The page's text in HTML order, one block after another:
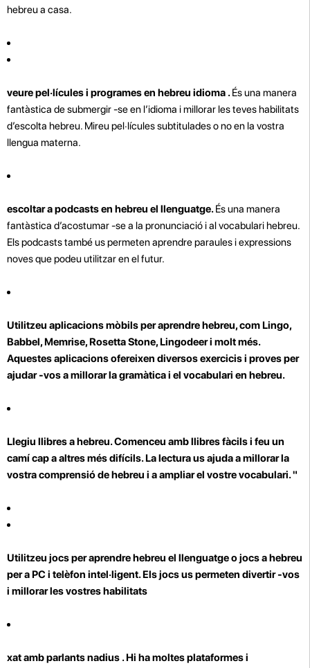
hebreu a casa.
veure pel·lícules i programes en hebreu idioma .És una manera
fantàstica de submergir -se en l’idioma i millorar les teves habilitats
d’escolta hebreu. Mireu pel·lícules subtitulades o no en la vostra
llengua materna.
escoltar a podcasts en hebreu el llenguatge.És una manera
fantàstica d’acostumar -se a la pronunciació i al vocabulari hebreu.
Els podcasts també us permeten aprendre paraules i expressions
noves que podeu utilitzar en el futur.
Utilitzeu aplicacions mòbils per aprendre hebreu, com Lingo,
Babbel, Memrise, Rosetta Stone, Lingodeer i molt més.
Aquestes aplicacions ofereixen diversos exercicis i proves per
ajudar -vos a millorar la gramàtica i el vocabulari en hebreu.
Llegiu llibres a hebreu.Comenceu amb llibres fàcils i feu un
camí cap a altres més difícils. La lectura us ajuda a millorar la
vostra comprensió de hebreu i a ampliar el vostre vocabulari. "
Utilitzeu jocs per aprendre hebreu el llenguatgeo jocs a hebreu
per a PC i telèfon intel·ligent. Els jocs us permeten divertir -vos
i millorar les vostres habilitats
xat amb parlants nadius . Hi ha moltes plataformes i